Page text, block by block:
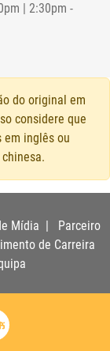
| 2:30pm -
do original em
considere que
em inglês ou
Mídia | Parceiro
de Carreira